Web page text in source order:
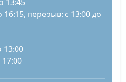
13:45
16:15, перерыв: с 13:00 до
13:00
17:00